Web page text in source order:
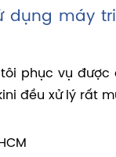
dụng máy
phục vụ được
đều xử lý rất